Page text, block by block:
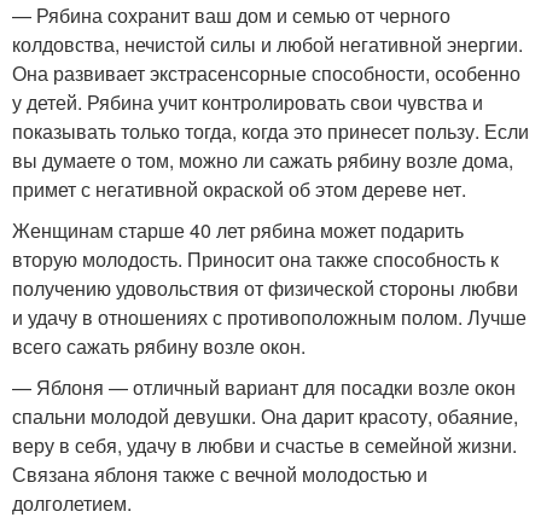
— Рябина сохранит ваш дом и семью от черного
колдовства, нечистой силы и любой негативной энергии.
Она развивает экстрасенсорные способности, особенно
у детей. Рябина учит контролировать свои чувства и
показывать только тогда, когда это принесет пользу. Если
вы думаете о том, можно ли сажать рябину возле дома,
примет с негативной окраской об этом дереве нет.
Женщинам старше 40 лет рябина может подарить
вторую молодость. Приносит она также способность к
получению удовольствия от физической стороны любви
и удачу в отношениях с противоположным полом. Лучше
всего сажать рябину возле окон.
— Яблоня — отличный вариант для посадки возле окон
спальни молодой девушки. Она дарит красоту, обаяние,
веру в себя, удачу в любви и счастье в семейной жизни.
Связана яблоня также с вечной молодостью и
долголетием.